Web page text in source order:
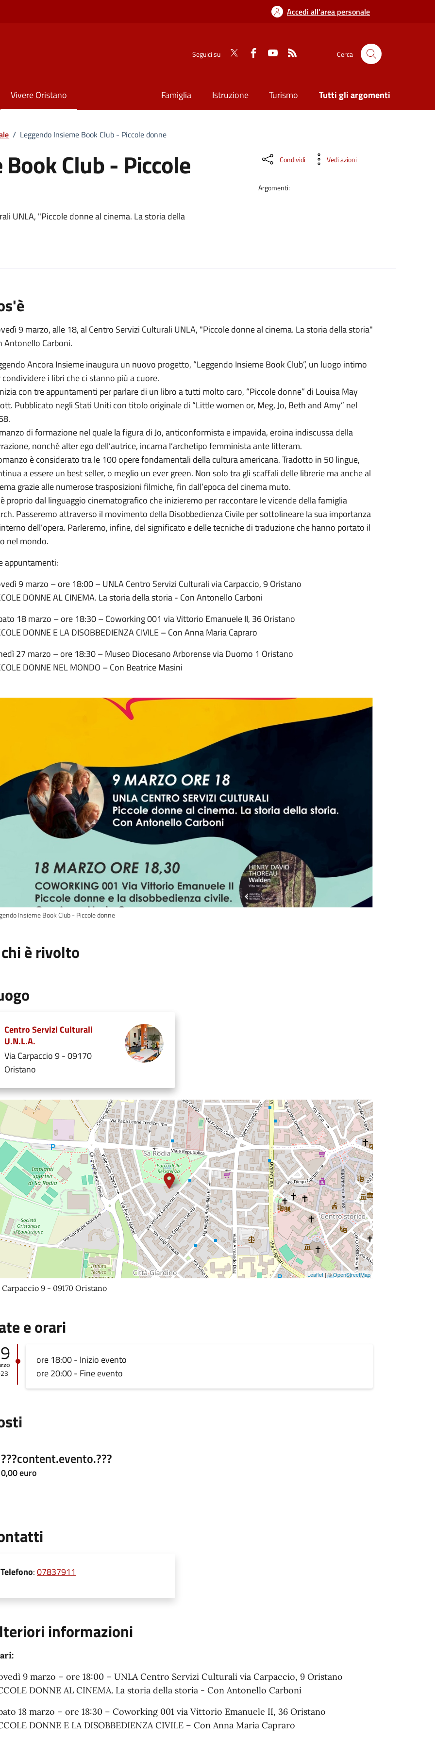
Accedi all'area personale
Seguici su Cerca
Vivere Oristano Famiglia Istruzione Turismo Tutti gli argomenti
/ Leggendo Insieme Book Club - Piccole donne
Club - Piccole
UNLA, "Piccole donne al cinema. La storia della
Condividi Vedi azioni
Argomenti:
9 marzo, alle 18, al Centro Servizi Culturali UNLA, "Piccole donne al cinema. La storia della storia"
Antonello Carboni.
Ancora Insieme inaugura un nuovo progetto, “Leggendo Insieme Book Club”, un luogo intimo
condividere i libri che ci stanno più a cuore.
con tre appuntamenti per parlare di un libro a tutti molto caro, “Piccole donne” di Louisa May
Pubblicato negli Stati Uniti con titolo originale di “Little women or, Meg, Jo, Beth and Amy” nel
di formazione nel quale la figura di Jo, anticonformista e impavida, eroina indiscussa della
nonché alter ego dell’autrice, incarna l’archetipo femminista ante litteram.
è considerato tra le 100 opere fondamentali della cultura americana. Tradotto in 50 lingue,
a essere un best seller, o meglio un ever green. Non solo tra gli scaffali delle librerie ma anche al
grazie alle numerose trasposizioni filmiche, fin dall’epoca del cinema muto.
proprio dal linguaggio cinematografico che inizieremo per raccontare le vicende della famiglia
Passeremo attraverso il movimento della Disobbedienza Civile per sottolineare la sua importanza
dell’opera. Parleremo, infine, del significato e delle tecniche di traduzione che hanno portato il
nel mondo.
appuntamenti:
9 marzo – ore 18:00 – UNLA Centro Servizi Culturali via Carpaccio, 9 Oristano
DONNE AL CINEMA. La storia della storia - Con Antonello Carboni
18 marzo – ore 18:30 – Coworking 001 via Vittorio Emanuele II, 36 Oristano
DONNE E LA DISOBBEDIENZA CIVILE – Con Anna Maria Capraro
27 marzo – ore 18:30 – Museo Diocesano Arborense via Duomo 1 Oristano
DONNE NEL MONDO – Con Beatrice Masini
Insieme Book Club - Piccole donne
è rivolto
Centro Servizi Culturali
U.N.L.A.
Via Carpaccio 9 - 09170
Oristano
Leaflet | ©OpenStreetMap
Carpaccio 9 - 09170 Oristano
e orari
ore 18:00 - Inizio evento
ore 20:00 - Fine evento
???content.evento.???
0,00 euro
Telefono:07837911
informazioni
9 marzo – ore 18:00 – UNLA Centro Servizi Culturali via Carpaccio, 9 Oristano
DONNE AL CINEMA. La storia della storia - Con Antonello Carboni
18 marzo – ore 18:30 – Coworking 001 via Vittorio Emanuele II, 36 Oristano
DONNE E LA DISOBBEDIENZA CIVILE – Con Anna Maria Capraro